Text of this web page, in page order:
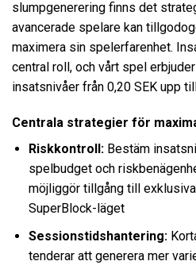
slumpgenerering finns det
avancerade spelare kan
maximera sin spelerfarenhet.
central roll, och vårt spel
insatsnivåer från 0,20 SEK upp
Centrala strategier för
Riskkontroll:Bestäm
spelbudget och
möjliggör tillgång till
SuperBlock-läget
Sessionstidshantering:
tenderar att generera mer